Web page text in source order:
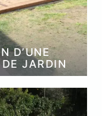
D’UNE
JARDIN